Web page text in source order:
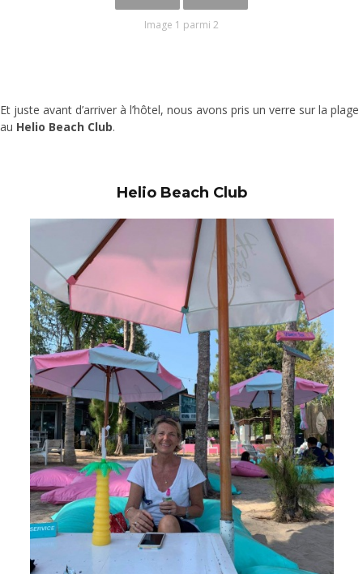
Image 1 parmi 2
Et juste avant d’arriver à l’hôtel, nous avons pris un verre sur la plage
au Helio Beach Club.
Helio Beach Club